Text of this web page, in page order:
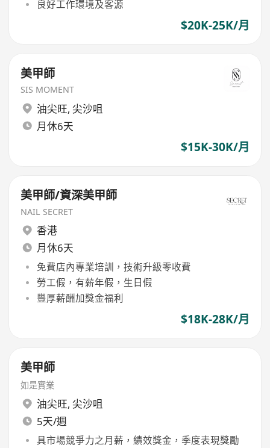
良好工作環境及客源
$20K-25K/月
美甲師
SIS MOMENT
油尖旺, 尖沙咀
月休6天
$15K-30K/月
美甲師/資深美甲師
NAIL SECRET
香港
月休6天
免費店內專業培訓，技術升級零收費
勞工假，有薪年假，生日假
豐厚薪酬加獎金福利
$18K-28K/月
美甲師
如是實業
油尖旺, 尖沙咀
5天/週
具市場競爭力之月薪，績效獎金，季度表現獎勵